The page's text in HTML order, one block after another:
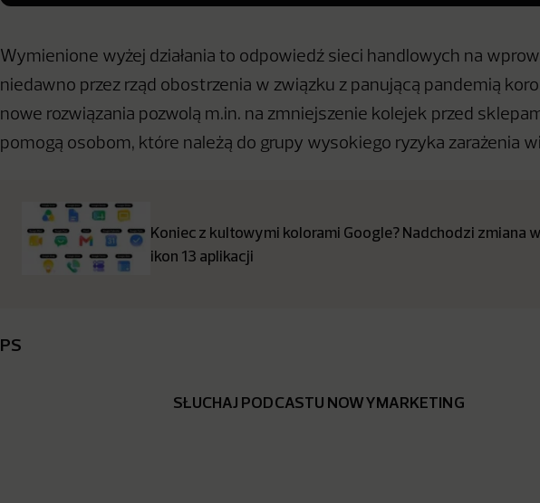
Wymienione wyżej działania to odpowiedź sieci handlowych na
niedawno przez rząd obostrzenia w związku z panującą pandemią
nowe rozwiązania pozwolą m.in. na zmniejszenie kolejek przed
pomogą osobom, które należą do grupy wysokiego ryzyka zarażenia
Koniec z kultowymi kolorami Google? Nadchodzi zmiana
ikon 13 aplikacji
PS
SŁUCHAJ PODCASTU NOWYMARKETING